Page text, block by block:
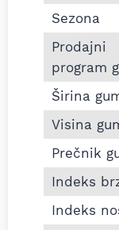
Sezona
Prodajni
program
Širina
Visina
Prečnik
Indeks
Indeks